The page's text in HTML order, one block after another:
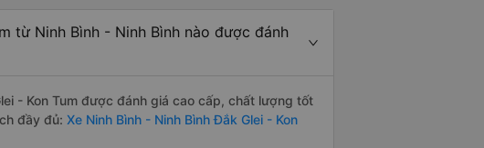
từ Ninh Bình - Ninh Bình nào được đánh
- Kon Tum được đánh giá cao cấp, chất lượng tốt
đầy đủ: Xe Ninh Bình - Ninh Bình Đắk Glei - Kon